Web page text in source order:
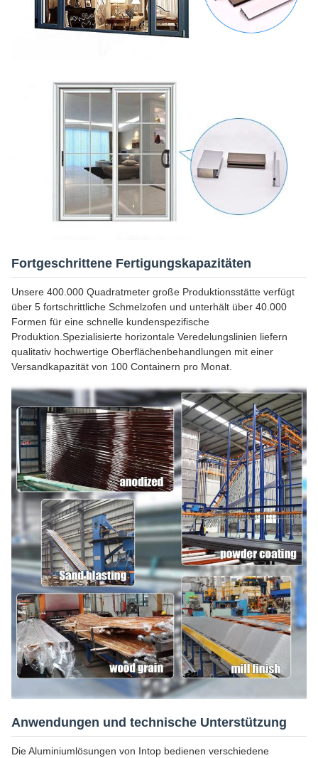
Fortgeschrittene Fertigungskapazitäten
Unsere 400.000 Quadratmeter große Produktionsstätte verfügt
über 5 fortschrittliche Schmelzofen und unterhält über 40.000
Formen für eine schnelle kundenspezifische
Produktion.Spezialisierte horizontale Veredelungslinien liefern
qualitativ hochwertige Oberflächenbehandlungen mit einer
Versandkapazität von 100 Containern pro Monat.
Anwendungen und technische Unterstützung
Die Aluminiumlösungen von Intop bedienen verschiedene